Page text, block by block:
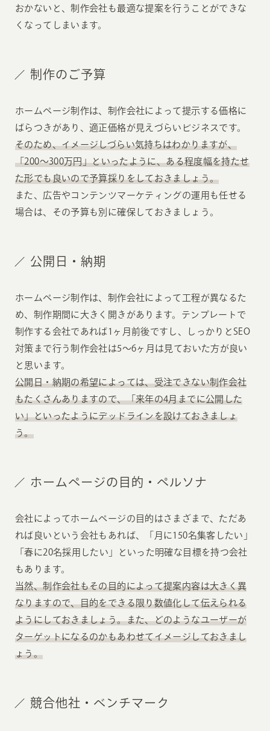
おかないと、制作会社も最適な提案を行うことができな
くなってしまいます。
制作のご予算
ホームページ制作は、制作会社によって提示する価格に
ばらつきがあり、適正価格が見えづらいビジネスです。
そのため、イメージしづらい気持ちはわかりますが、
「200〜300万円」といったように、ある程度幅を持たせ
た形でも良いので予算採りをしておきましょう。
また、広告やコンテンツマーケティングの運用も任せる
場合は、その予算も別に確保しておきましょう。
公開日・納期
ホームページ制作は、制作会社によって工程が異なるた
め、制作期間に大きく開きがあります。テンプレートで
制作する会社であれば1ヶ月前後ですし、しっかりとSEO
対策まで行う制作会社は5〜6ヶ月は見ておいた方が良い
と思います。
公開日・納期の希望によっては、受注できない制作会社
もたくさんありますので、「来年の4月までに公開した
い」といったようにデッドラインを設けておきましょ
う。
ホームページの目的・ペルソナ
会社によってホームページの目的はさまざまで、ただあ
れば良いという会社もあれば、「月に150名集客したい」
「春に20名採用したい」といった明確な目標を持つ会社
もあります。
当然、制作会社もその目的によって提案内容は大きく異
なりますので、目的をできる限り数値化して伝えられる
ようにしておきましょう。また、どのようなユーザーが
ターゲットになるのかもあわせてイメージしておきまし
ょう。
競合他社・ベンチマーク